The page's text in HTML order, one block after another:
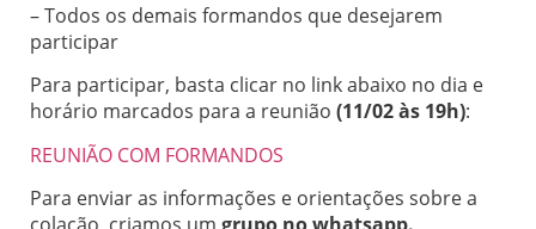
– Todos os demais formandos que desejarem
participar
Para participar, basta clicar no link abaixo no dia e
horário marcados para a reunião (11/02 às 19h):
REUNIÃO COM FORMANDOS
Para enviar as informações e orientações sobre a